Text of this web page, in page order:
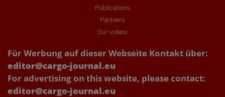
Publications
Partners
Our videos
Für Werbung auf dieser Webseite Kontakt über:
editor@cargo-journal.eu
For advertising on this website, please contact:
editor@cargo-journal.eu